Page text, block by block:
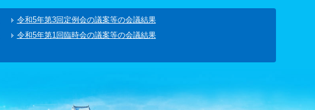
令和5年第3回定例会の議案等の会議結果
令和5年第1回臨時会の議案等の会議結果